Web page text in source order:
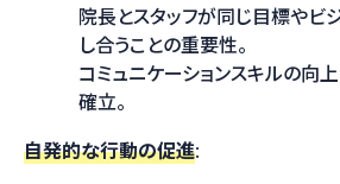
院長とスタッフが同じ目標やビ
し合うことの重要性。
コミュニケーションスキルの向
確立。
自発的な行動の促進: